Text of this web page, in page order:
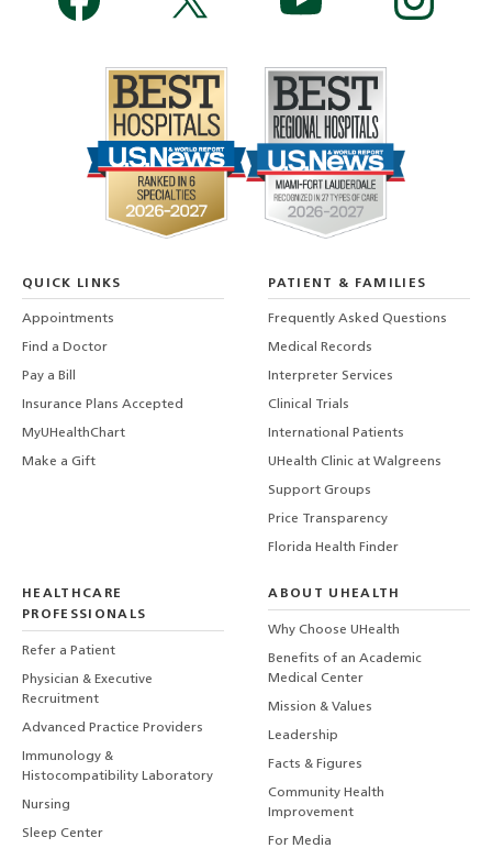
QUICK LINKS
Appointments
Find a Doctor
Pay a Bill
Insurance Plans Accepted
MyUHealthChart
Make a Gift
PATIENT & FAMILIES
Frequently Asked Questions
Medical Records
Interpreter Services
Clinical Trials
International Patients
UHealth Clinic at Walgreens
Support Groups
Price Transparency
Florida Health Finder
HEALTHCARE
PROFESSIONALS
Refer a Patient
Physician & Executive
Recruitment
Advanced Practice Providers
Immunology &
Histocompatibility Laboratory
Nursing
Sleep Center
ABOUT UHEALTH
Why Choose UHealth
Benefits of an Academic
Medical Center
Mission & Values
Leadership
Facts & Figures
Community Health
Improvement
For Media